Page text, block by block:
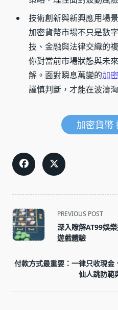
技術創新與新興應用場
加密貨幣市場不只是數
技、金融與法律交織的
你對當前市場狀態與未
解。面對瞬息萬變的加
謹慎判斷，才能在波濤
加密貨幣
<span
class="nav-
subtitle
reader-
text">Page</span>
PREVIOUS POST
深入瞭解AT99娛
遊戲體驗
付款方式最重要：一律只收現金
仙人跳防範